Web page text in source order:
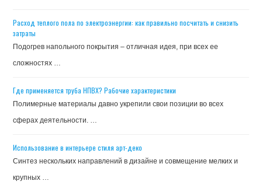
Расход теплого пола по электроэнергии: как правильно посчитать и снизить
затраты
Подогрев напольного покрытия – отличная идея, при всех ее
сложностях …
Где применяется труба НПВХ? Рабочие характеристики
Полимерные материалы давно укрепили свои позиции во всех
сферах деятельности. …
Использование в интерьере стиля арт-деко
Синтез нескольких направлений в дизайне и совмещение мелких и
крупных …